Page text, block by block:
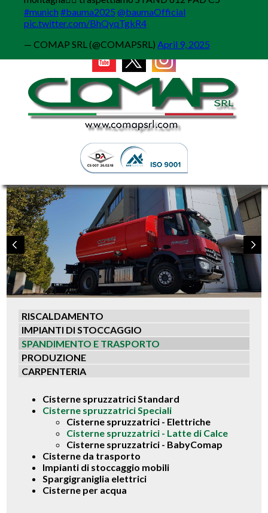
#munich#bauma2025 @baumaOfficial
pic.twitter.com/BhQyqTgkR4
— COMAP SRL (@COMAPSRL) April 9, 2025
RISCALDAMENTO
IMPIANTI DI STOCCAGGIO
SPANDIMENTO E TRASPORTO
PRODUZIONE
CARPENTERIA
Cisterne spruzzatrici Standard
Cisterne spruzzatrici Speciali
Cisterne spruzzatrici - Elettriche
Cisterne spruzzatrici - Latte di Calce
Cisterne spruzzatrici - BabyComap
Cisterne da trasporto
Impianti di stoccaggio mobili
Spargigraniglia elettrici
Cisterne per acqua